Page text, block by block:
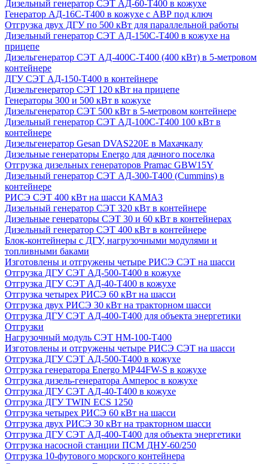
Дизельный генератор СЭТ АД-60-Т400 в кожухе
Генератор АД-16С-Т400 в кожухе с АВР под ключ
Отгрузка двух ДГУ по 500 кВт для параллельной работы
Дизельный генератор СЭТ АД-150С-Т400 в кожухе на
прицепе
Дизельгенератор СЭТ АД-400С-Т400 (400 кВт) в 5-метровом
контейнере
ДГУ СЭТ АД-150-Т400 в контейнере
Дизельгенератор СЭТ 120 кВт на прицепе
Генераторы 300 и 500 кВт в кожухе
Дизельгенератор СЭТ 500 кВт в 5-метровом контейнере
Дизельный генератор СЭТ АД-100С-Т400 100 кВт в
контейнере
Дизельгенератор Gesan DVAS220E в Махачкалу
Дизельные генераторы Energo для дачного поселка
Отгрузка дизельных генераторов Pramac GВW15Y
Дизельный генератор СЭТ АД-300-Т400 (Cummins) в
контейнере
РИСЭ СЭТ 400 кВт на шасси КАМАЗ
Дизельный генератор СЭТ 320 кВт в контейнере
Дизельные генераторы СЭТ 30 и 60 кВт в контейнерах
Дизельный генератор СЭТ 400 кВт в контейнере
Блок-контейнеры с ДГУ, нагрузочными модулями и
топливными баками
Изготовлены и отгружены четыре РИСЭ СЭТ на шасси
Отгрузка ДГУ СЭТ АД-500-Т400 в кожухе
Отгрузка ДГУ СЭТ АД-40-Т400 в кожухе
Отгрузка четырех РИСЭ 60 кВт на шасси
Отгрузка двух РИСЭ 30 кВт на тракторном шасси
Отгрузка ДГУ СЭТ АД-400-Т400 для объекта энергетики
Отгрузки
Нагрузочный модуль СЭТ НМ-100-Т400
Изготовлены и отгружены четыре РИСЭ СЭТ на шасси
Отгрузка ДГУ СЭТ АД-500-Т400 в кожухе
Отгрузка генератора Energo MP44FW-S в кожухе
Отгрузка дизель-генератора Амперос в кожухе
Отгрузка ДГУ СЭТ АД-40-Т400 в кожухе
Отгрузка ДГУ TWIN ECS 1250
Отгрузка четырех РИСЭ 60 кВт на шасси
Отгрузка двух РИСЭ 30 кВт на тракторном шасси
Отгрузка ДГУ СЭТ АД-400-Т400 для объекта энергетики
Отгрузка насосной станции ПСМ ДНУ-60/250
Отгрузка 10-футового морского контейнера